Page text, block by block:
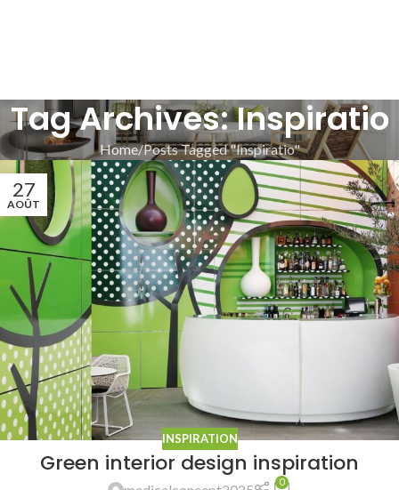
Tag Archives: Inspiratio
Home Posts Tagged "Inspiratio"
27
AOÛT
INSPIRATION
Green interior design inspiration
0